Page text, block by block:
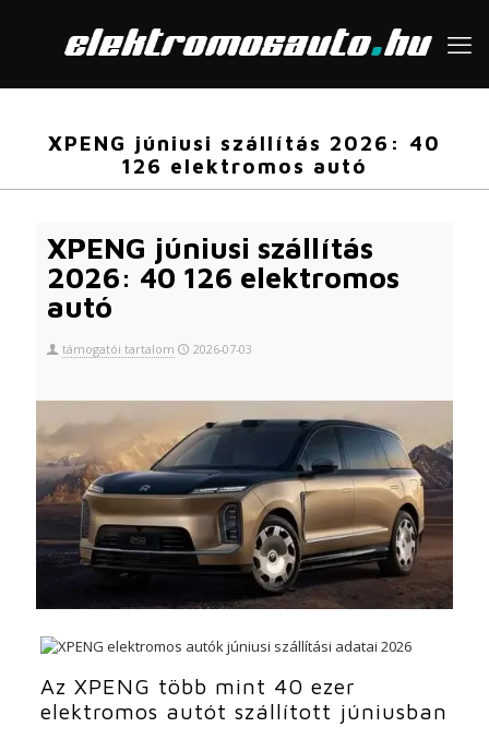
XPENG júniusi szállítás 2026: 40
126 elektromos autó
XPENG júniusi szállítás
2026: 40 126 elektromos
autó
támogatói tartalom 2026-07-03
Az XPENG több mint 40 ezer
elektromos autót szállított júniusban